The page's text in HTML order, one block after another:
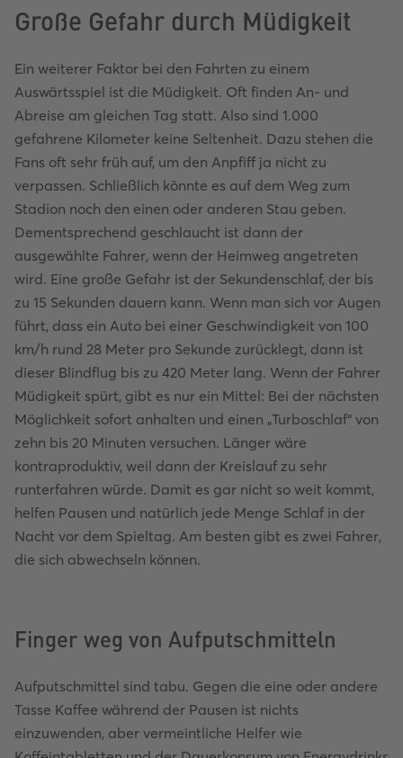
Große Gefahr durch Müdigkeit
Ein weiterer Faktor bei den Fahrten zu einem
Auswärtsspiel ist die Müdigkeit. Oft finden An- und
Abreise am gleichen Tag statt. Also sind 1.000
gefahrene Kilometer keine Seltenheit. Dazu stehen die
Fans oft sehr früh auf, um den Anpfiff ja nicht zu
verpassen. Schließlich könnte es auf dem Weg zum
Stadion noch den einen oder anderen Stau geben.
Dementsprechend geschlaucht ist dann der
ausgewählte Fahrer, wenn der Heimweg angetreten
wird. Eine große Gefahr ist der Sekundenschlaf, der bis
zu 15 Sekunden dauern kann. Wenn man sich vor Augen
führt, dass ein Auto bei einer Geschwindigkeit von 100
km/h rund 28 Meter pro Sekunde zurücklegt, dann ist
dieser Blindflug bis zu 420 Meter lang. Wenn der Fahrer
Müdigkeit spürt, gibt es nur ein Mittel: Bei der nächsten
Möglichkeit sofort anhalten und einen „Turboschlaf“ von
zehn bis 20 Minuten versuchen. Länger wäre
kontraproduktiv, weil dann der Kreislauf zu sehr
runterfahren würde. Damit es gar nicht so weit kommt,
helfen Pausen und natürlich jede Menge Schlaf in der
Nacht vor dem Spieltag. Am besten gibt es zwei Fahrer,
die sich abwechseln können.
Finger weg von Aufputschmitteln
Aufputschmittel sind tabu. Gegen die eine oder andere
Tasse Kaffee während der Pausen ist nichts
einzuwenden, aber vermeintliche Helfer wie